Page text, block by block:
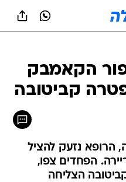
הקאמבק
קביטובה
הרופא נזעק להציל
הפחדים צפו,
הצליחה